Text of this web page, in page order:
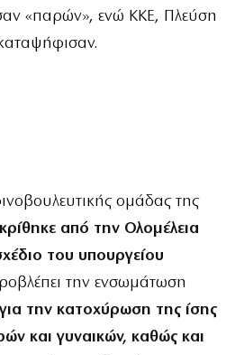
«παρών», ενώ ΚΚΕ, Πλεύση
ομάδας της
από την Ολομέλεια
του υπουργείου
την ενσωμάτωση
για την κατοχύρωση της ίσης
και γυναικών, καθώς και